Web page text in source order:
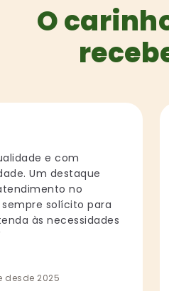
O
e com
Um destaque
no
solícito para
às necessidades
desde 2025